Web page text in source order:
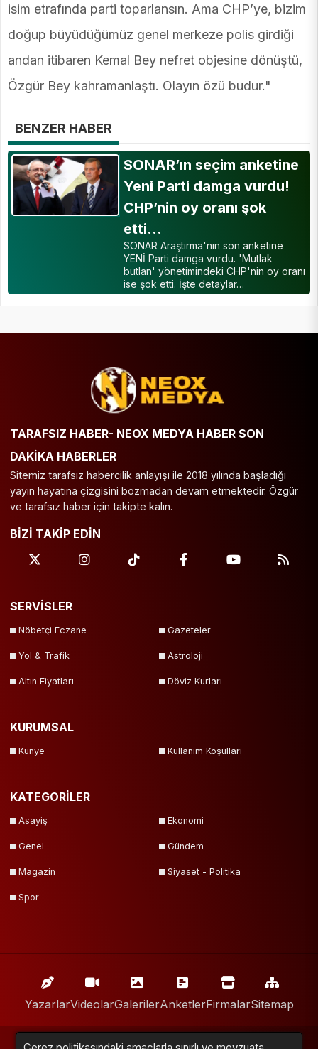
isim etrafında parti toparlansın. Ama CHP’ye, bizim
doğup büyüdüğümüz genel merkeze polis girdiği
andan itibaren Kemal Bey nefret objesine dönüştü,
Özgür Bey kahramanlaştı. Olayın özü budur."
BENZER HABER
SONAR’ın seçim anketine
Yeni Parti damga vurdu!
CHP’nin oy oranı şok
etti…
SONAR Araştırma'nın son anketine
YENİ Parti damga vurdu. 'Mutlak
butlan' yönetimindeki CHP'nin oy oranı
ise şok etti. İşte detaylar…
TARAFSIZ HABER- NEOX MEDYA HABER SON
DAKİKA HABERLER
Sitemiz tarafsız habercilik anlayışı ile 2018 yılında başladığı
yayın hayatına çizgisini bozmadan devam etmektedir. Özgür
ve tarafsız haber için takipte kalın.
BİZİ TAKİP EDİN
SERVİSLER
Nöbetçi Eczane Gazeteler
Yol & Trafik Astroloji
Altın Fiyatları Döviz Kurları
KURUMSAL
Künye Kullanım Koşulları
KATEGORİLER
Asayiş Ekonomi
Genel Gündem
Magazin Siyaset - Politika
Spor
YazarlarVideolarGalerilerAnketlerFirmalarSitemap